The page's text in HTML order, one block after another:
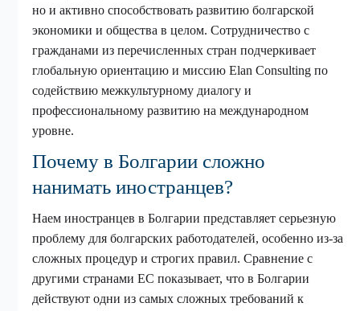
но и активно способствовать развитию болгарской
экономики и общества в целом. Сотрудничество с
гражданами из перечисленных стран подчеркивает
глобальную ориентацию и миссию Elan Consulting по
содействию межкультурному диалогу и
профессиональному развитию на международном
уровне.
Почему в Болгарии сложно
нанимать иностранцев?
Наем иностранцев в Болгарии представляет серьезную
проблему для болгарских работодателей, особенно из-за
сложных процедур и строгих правил. Сравнение с
другими странами ЕС показывает, что в Болгарии
действуют одни из самых сложных требований к